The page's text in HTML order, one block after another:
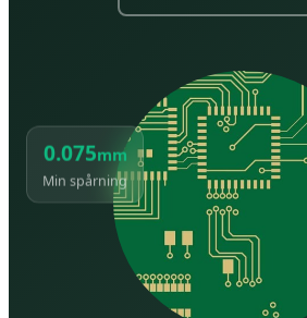
0.075mm
Min spårning